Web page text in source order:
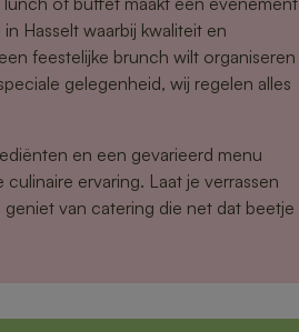
Hasselt waarbij kwaliteit en
feestelijke brunch wilt organiseren
gelegenheid, wij regelen alles
en een gevarieerd menu
ervaring. Laat je verrassen
van catering die net dat beetje